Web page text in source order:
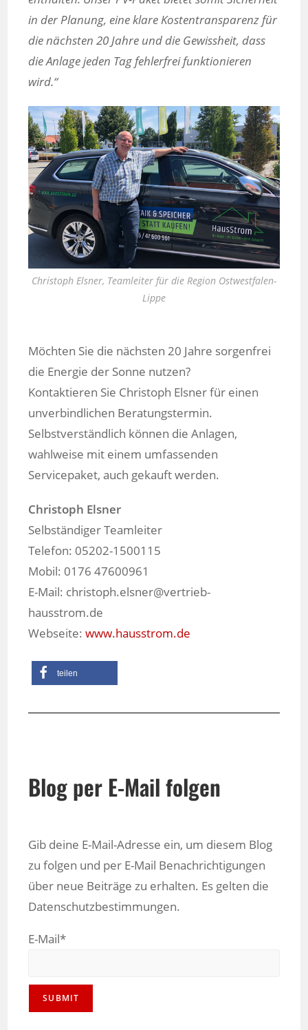
in der Planung, eine klare Kostentransparenz für
die nächsten 20 Jahre und die Gewissheit, dass
die Anlage jeden Tag fehlerfrei funktionieren
wird.“
Christoph Elsner, Teamleiter für die Region Ostwestfalen-
Lippe
Möchten Sie die nächsten 20 Jahre sorgenfrei
die Energie der Sonne nutzen?
Kontaktieren Sie Christoph Elsner für einen
unverbindlichen Beratungstermin.
Selbstverständlich können die Anlagen,
wahlweise mit einem umfassenden
Servicepaket, auch gekauft werden.
Christoph Elsner
Selbständiger Teamleiter
Telefon: 05202-1500115
Mobil: 0176 47600961
E-Mail: christoph.elsner@vertrieb-
hausstrom.de
Webseite:www.hausstrom.de
teilen
Blog per E-Mail folgen
Gib deine E-Mail-Adresse ein, um diesem Blog
zu folgen und per E-Mail Benachrichtigungen
über neue Beiträge zu erhalten. Es gelten die
Datenschutzbestimmungen.
E-Mail*